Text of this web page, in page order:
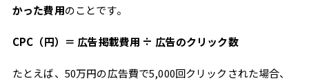
かった費用のことです。
CPC（円）＝ 広告掲載費用 ÷ 広告のクリック数
たとえば、50万円の広告費で5,000回クリックされた場合、